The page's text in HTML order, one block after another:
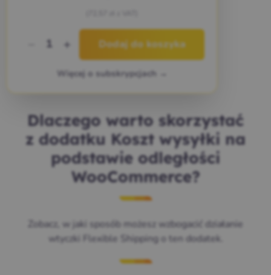
Dodaj do koszyka
Więcej o subskrypcjach →
Dlaczego warto skorzystać
z dodatku Koszt wysyłki na
podstawie odległości
WooCommerce?
Zobacz, w jaki sposób możesz wzbogacić działanie
wtyczki Flexible Shipping o ten dodatek.